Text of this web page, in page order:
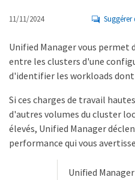
11/11/2024
Unified Manager vous
entre les clusters d'une
d'identifier les workloads
Si ces charges de travail
d'autres volumes du cluster
élevés, Unified Manager
performance qui vous
Unified